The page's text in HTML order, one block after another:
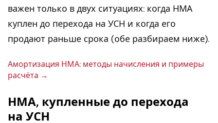
важен только в двух ситуациях: когда НМА
куплен до перехода на УСН и когда его
продают раньше срока (обе разбираем ниже).
Амор­ти­за­ция НМА: методы на­чис­ле­ния и примеры
расчёта
НМА, купленные до перехода
на УСН